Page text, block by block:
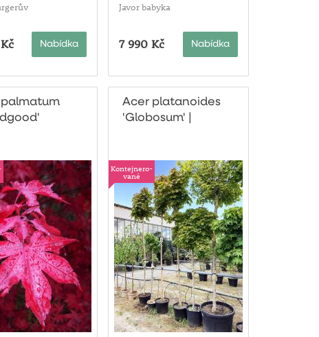
Nabídka
Javor babyka
7 990 Kč Nabídka
Acer platanoides
'Globosum' |
Kontejnero-
vané